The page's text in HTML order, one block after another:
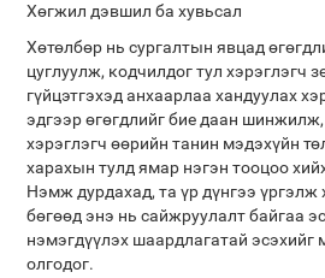
Хөгжил дэвшил ба хувьсал
Хөтөлбөр нь сургалтын явцад
цуглуулж, кодчилдог тул хэрэглэгч
гүйцэтгэхэд анхаарлаа хандуулах
эдгээр өгөгдлийг бие даан шинжилж,
хэрэглэгч өөрийн танин мэдэхүйн
харахын тулд ямар нэгэн тооцоо
Нэмж дурдахад, та үр дүнгээ
бөгөөд энэ нь сайжруулалт байгаа
нэмэгдүүлэх шаардлагатай
олгодог.